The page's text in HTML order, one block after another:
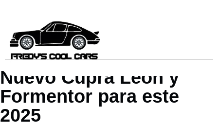
contenido
Nuevo Cupra Leon y
Formentor para este
2025